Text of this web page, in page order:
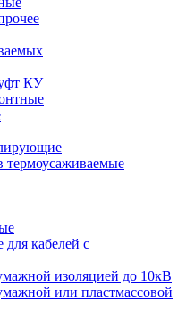
КУ
термоусаживаемые
кабелей с
изоляцией до 10кВ
или пластмассовой